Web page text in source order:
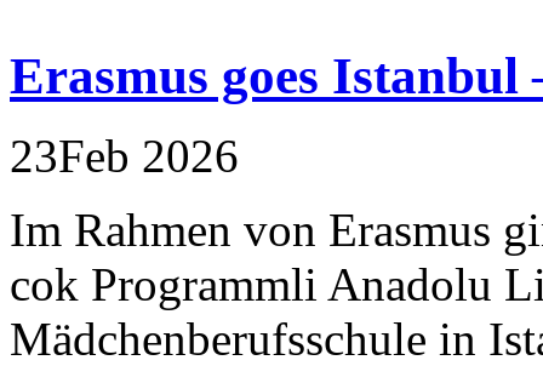
Erasmus goes Istanbul
23Feb 2026
Im Rahmen von Erasmus
cok Programmli Anadolu
Mädchenberufsschule in